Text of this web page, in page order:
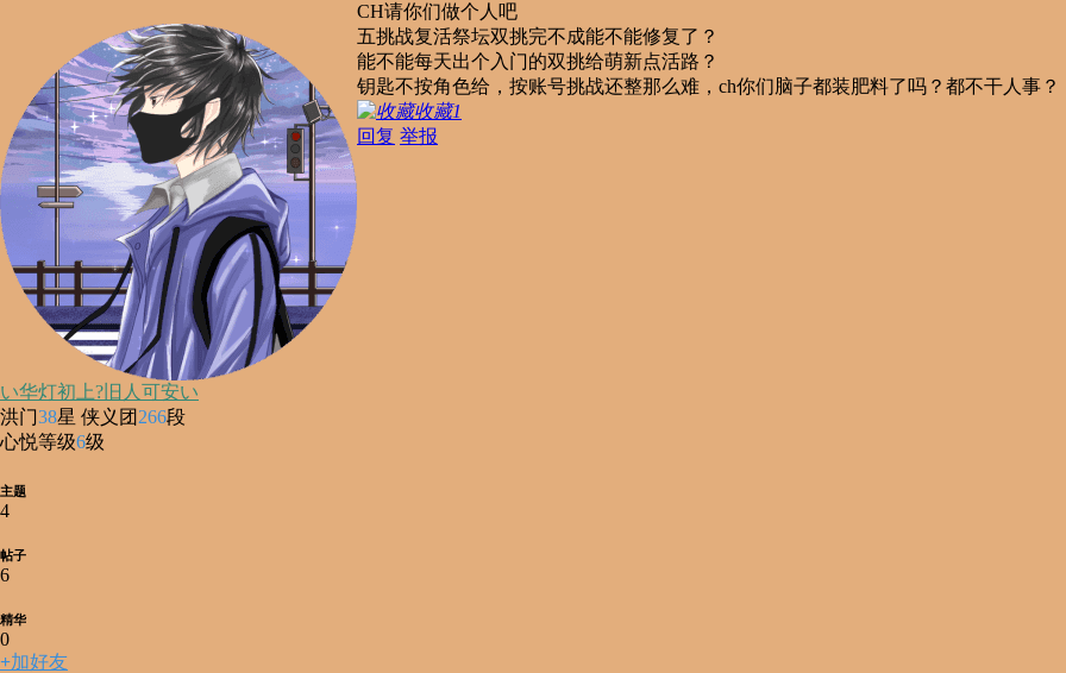
い华灯初上?旧人可安い
洪门38星 侠义团 266段
心悦等级6级
主题
4
帖子
6
精华
0
+加好友
CH请你们做个人吧
五挑战复活祭坛双挑完不成能不能修复了？
能不能每天出个入门的双挑给萌新点活路？
钥匙不按角色给，按账号挑战还整那么难，ch你们脑子都装肥料了吗？都不干人事？
收藏1
回复 举报